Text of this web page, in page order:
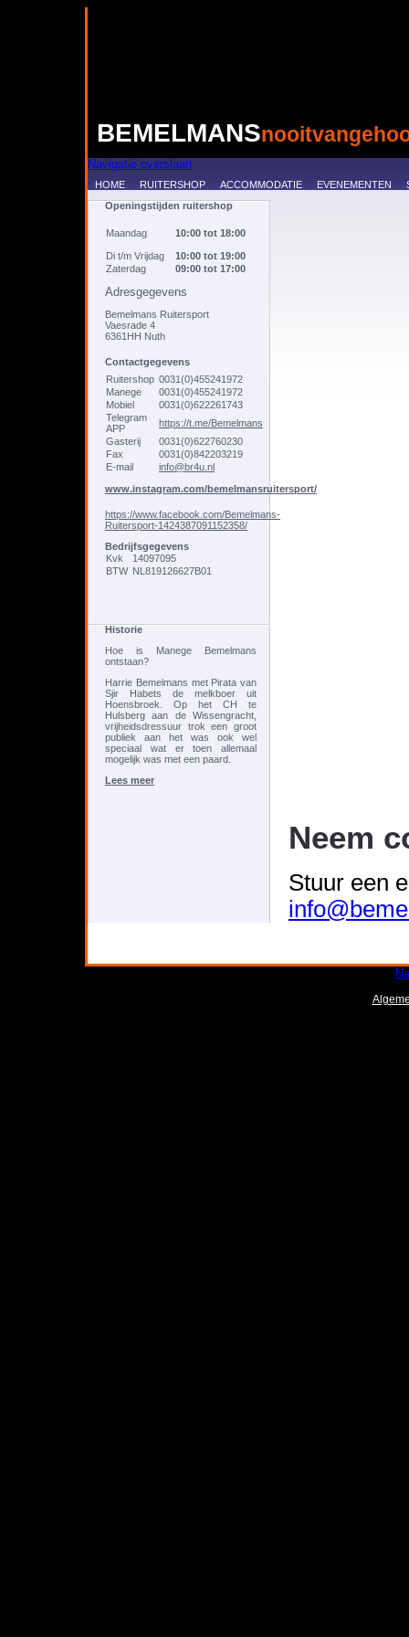
BEMELMANS
Navigatie overslaan
HOME RUITERSHOP ACCOMMODATIE EVENEMENTEN
Openingstijden ruitershop
Maandag 10:00 tot 18:00
Di t/m Vrijdag
10:00 tot 19:00
Zaterdag
09:00 tot 17:00
Adresgegevens
Bemelmans Ruitersport
Vaesrade 4
6361HH Nuth
Contactgegevens
Ruitershop 0031(0)455241972
Manege
0031(0)455241972
Mobiel
0031(0)622261743
Telegram
APP
https://t.me/Bemelmans
Gasterij
0031(0)622760230
Fax
0031(0)842203219
E-mail
info@br4u.nl
www.instagram.com/bemelmansruitersport/
https://www.facebook.com/Bemelmans-
Ruitersport-1424387091152358/
Bedrijfsgegevens
Kvk
14097095
BTW NL819126627B01
Historie
Hoe is Manege Bemelmans
ontstaan?
Harrie Bemelmans met Pirata van
Sjir Habets de melkboer uit
Hoensbroek. Op het CH te
Hulsberg aan de Wissengracht,
vrijheidsdressuur trok een groot
publiek aan het was ook wel
speciaal wat er toen allemaal
mogelijk was met een paard.
Lees meer
Neem
Stuur een